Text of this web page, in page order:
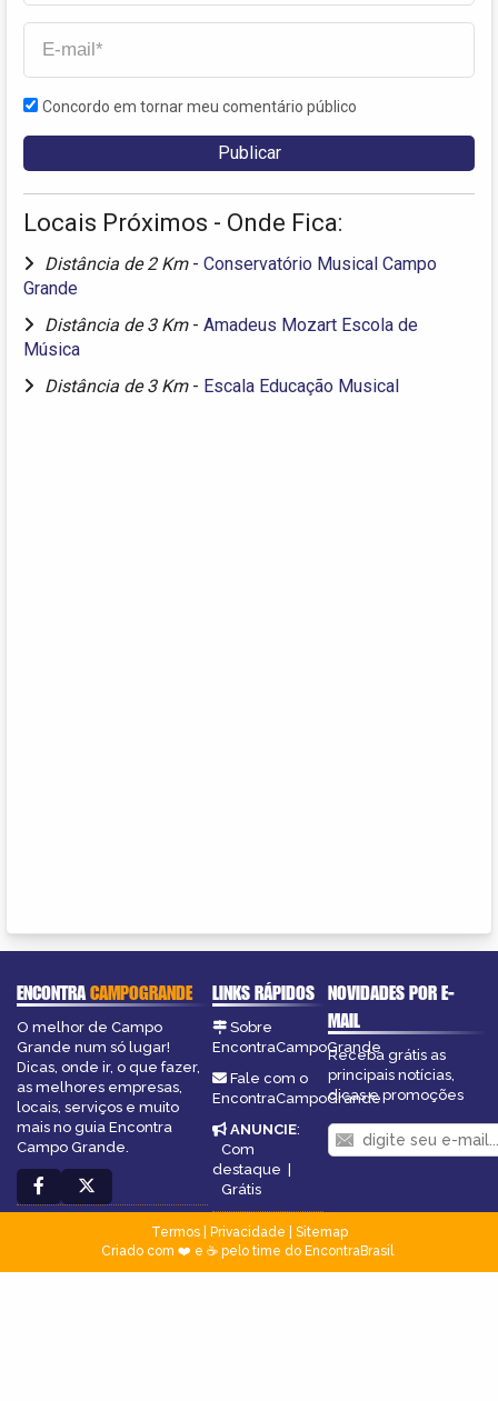
Concordo em tornar meu comentário público
Locais Próximos - Onde Fica:
Distância de 2 Km - Conservatório Musical Campo
Grande
Distância de 3 Km - Amadeus Mozart Escola de
Música
Distância de 3 Km - Escala Educação Musical
ENCONTRACAMPOGRANDE
O melhor de Campo
Grande num só lugar!
Dicas, onde ir, o que fazer,
as melhores empresas,
locais, serviços e muito
mais no guia Encontra
Campo Grande.
LINKS RÁPIDOS
Sobre
EncontraCampoGrande
Fale com o
EncontraCampoGrande
ANUNCIE:
Com
destaque |
Grátis
NOVIDADES POR E-
MAIL
Receba grátis as
principais notícias,
dicas e promoções
Termos| Privacidade
Sitemap
Criado com ❤️ e ☕ pelo time do EncontraBrasil